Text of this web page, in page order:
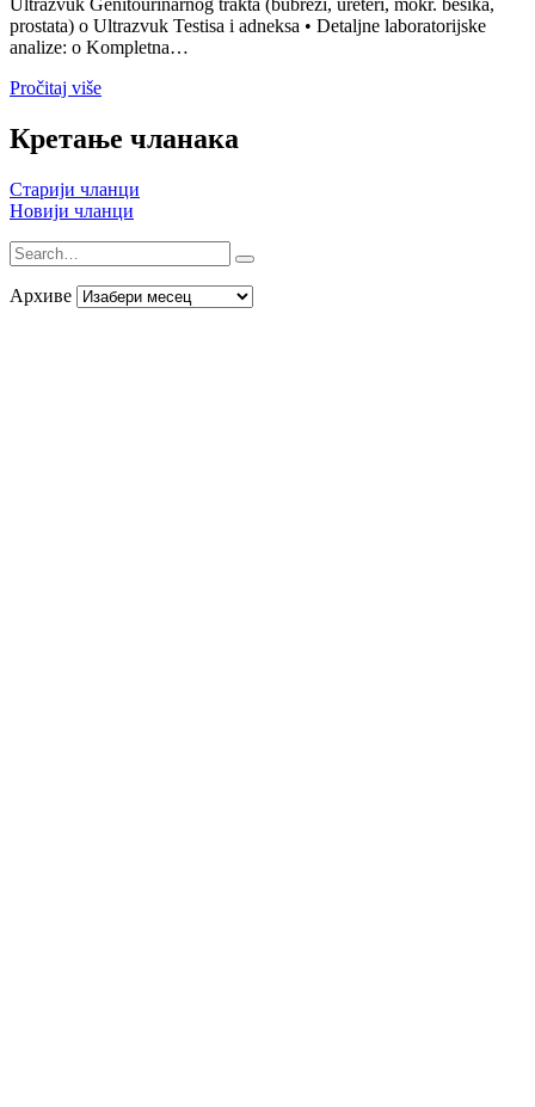
Ultrazvuk Genitourinarnog trakta (bubrezi, ureteri, mokr. bešika,
prostata) o Ultrazvuk Testisa i adneksa • Detaljne laboratorijske
analize: o Kompletna…
Pročitaj više
Кретање чланака
Старији чланци
Новији чланци
Архиве